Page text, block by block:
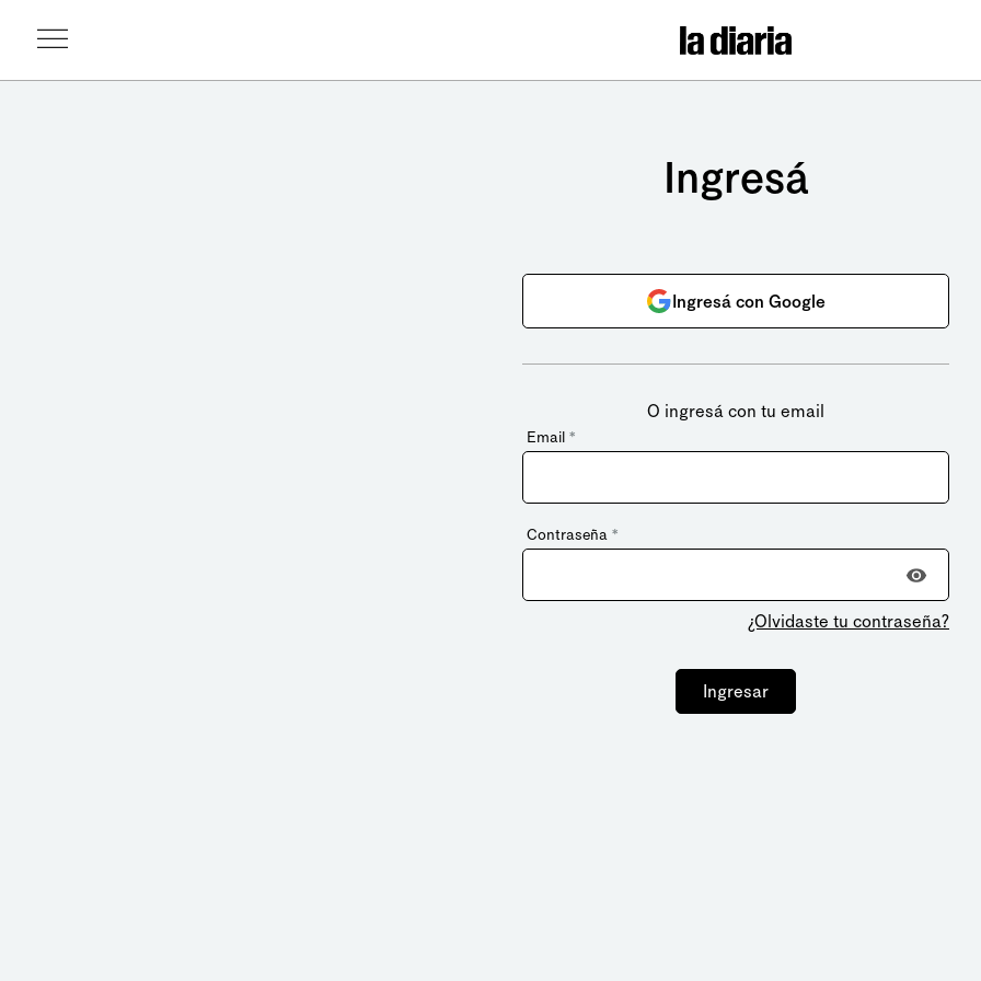
Ingresá
Ingresá con Google
O ingresá con tu email
Email *
Contraseña *
¿Olvidaste tu contraseña?
Ingresar